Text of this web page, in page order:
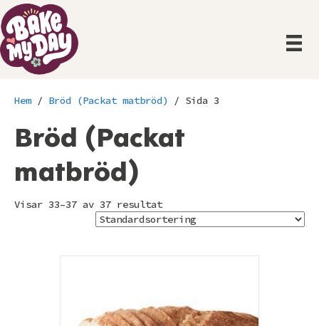
Hem/ Bröd (Packat matbröd) / Sida 3
Bröd (Packat
matbröd)
Visar 33–37 av 37 resultat